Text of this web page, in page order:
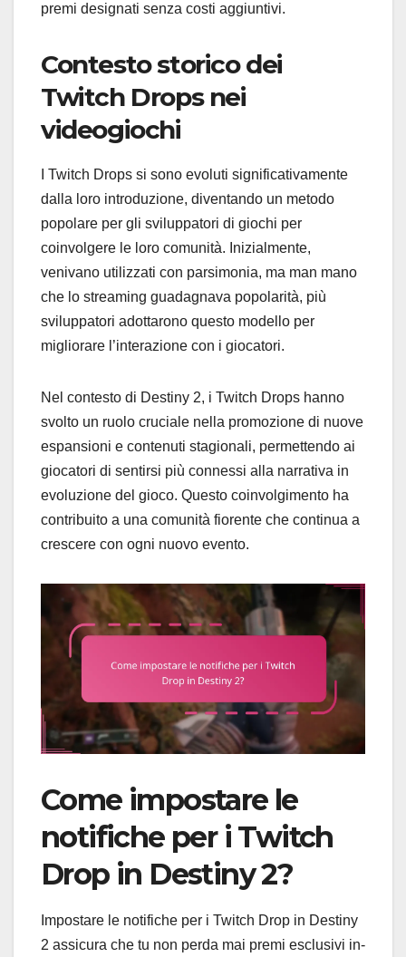
premi designati senza costi aggiuntivi.
Contesto storico dei
Twitch Drops nei
videogiochi
I Twitch Drops si sono evoluti significativamente
dalla loro introduzione, diventando un metodo
popolare per gli sviluppatori di giochi per
coinvolgere le loro comunità. Inizialmente,
venivano utilizzati con parsimonia, ma man mano
che lo streaming guadagnava popolarità, più
sviluppatori adottarono questo modello per
migliorare l’interazione con i giocatori.
Nel contesto di Destiny 2, i Twitch Drops hanno
svolto un ruolo cruciale nella promozione di nuove
espansioni e contenuti stagionali, permettendo ai
giocatori di sentirsi più connessi alla narrativa in
evoluzione del gioco. Questo coinvolgimento ha
contribuito a una comunità fiorente che continua a
crescere con ogni nuovo evento.
Come impostare le
notifiche per i Twitch
Drop in Destiny 2?
Impostare le notifiche per i Twitch Drop in Destiny
2 assicura che tu non perda mai premi esclusivi in-